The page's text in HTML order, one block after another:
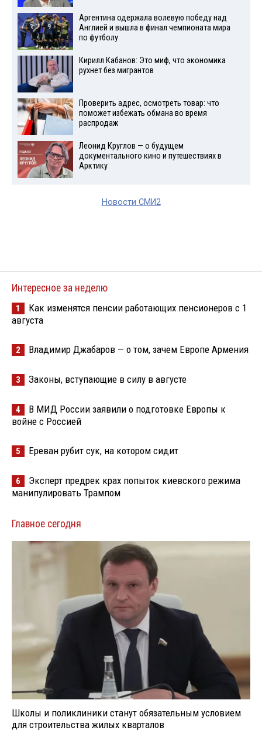
Аргентина одержала волевую победу над
Англией и вышла в финал чемпионата мира
по футболу
Кирилл Кабанов: Это миф, что экономика
рухнет без мигрантов
Проверить адрес, осмотреть товар: что
поможет избежать обмана во время
распродаж
Леонид Круглов — о будущем
документального кино и путешествиях в
Арктику
Новости СМИ2
Интересное за неделю
1
Как изменятся пенсии работающих пенсионеров с 1
августа
2 Владимир Джабаров — о том, зачем Европе Армения
3 Законы, вступающие в силу в августе
4
В МИД России заявили о подготовке Европы к
войне с Россией
5 Ереван рубит сук, на котором сидит
6
Эксперт предрек крах попыток киевского режима
манипулировать Трампом
Главное сегодня
Школы и поликлиники станут обязательным условием
для строительства жилых кварталов